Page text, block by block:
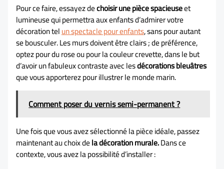
Pour ce faire, essayez dechoisir une pièce spacieuseet
lumineuse qui permettra aux enfants d’admirer votre
décoration telun spectacle pour enfants, sans pour autant
se bousculer. Les murs doivent être clairs ; de préférence,
optez pour du rose ou pour la couleur crevette, dans le but
d’avoir un fabuleux contraste avec lesdécorations bleuâtres
que vous apporterez pour illustrer le monde marin.
Comment poser du vernis semi-permanent ?
Une fois que vous avez sélectionné la pièce idéale, passez
maintenant au choix dela décoration murale.Dans ce
contexte, vous avez la possibilité d’installer :